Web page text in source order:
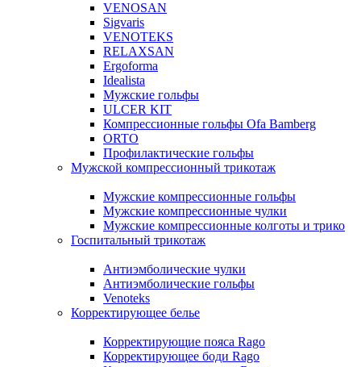
VENOSAN
Sigvaris
VENOTEKS
RELAXSAN
Ergoforma
Idealista
Мужские гольфы
ULCER KIT
Компрессионные гольфы Ofa Bamberg
ORTO
Профилактические гольфы
Мужской компрессионный трикотаж
Мужские компрессионные гольфы
Мужские компрессионные чулки
Мужские компрессионные колготы и трико
Госпитальный трикотаж
Антиэмболические чулки
Антиэмболические гольфы
Venoteks
Корректирующее белье
Корректирующие пояса Rago
Корректирующее боди Rago